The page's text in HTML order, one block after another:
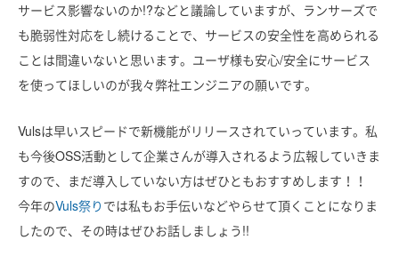
サービス影響ないのか!?などと議論していますが、ランサーズで
も脆弱性対応をし続けることで、サービスの安全性を高められる
ことは間違いないと思います。ユーザ様も安心/安全にサービス
を使ってほしいのが我々弊社エンジニアの願いです。
Vulsは早いスピードで新機能がリリースされていっています。私
も今後OSS活動として企業さんが導入されるよう広報していきま
すので、まだ導入していない方はぜひともおすすめします！！
今年のVuls祭り では私もお手伝いなどやらせて頂くことになりま
したので、その時はぜひお話しましょう!!